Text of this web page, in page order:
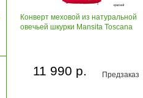
Конверт меховой из натуральной
овечьей шкурки Mansita Toscana
Предзаказ
11 990 р.